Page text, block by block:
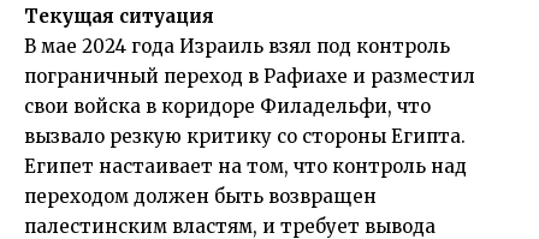
Текущая ситуация
В мае 2024 года Израиль взял под контроль
пограничный переход в Рафиахе и разместил
свои войска в коридоре Филадельфи, что
вызвало резкую критику со стороны Египта.
Египет настаивает на том, что контроль над
переходом должен быть возвращен
палестинским властям, и требует вывода